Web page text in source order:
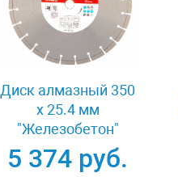
Диск алмазный 350
х 25.4 мм
"Железобетон"
сухой/мокрый рез
Pro Matrix 731103
5 374 руб.